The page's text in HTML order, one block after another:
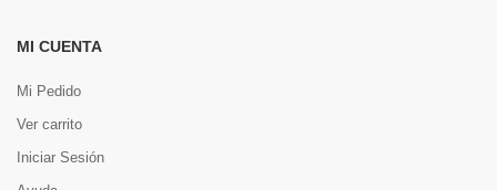
MI CUENTA
Mi Pedido
Ver carrito
Iniciar Sesión